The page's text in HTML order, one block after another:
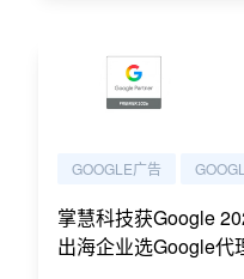
GOOGLE广告
掌慧科技获Google
出海企业选Google代